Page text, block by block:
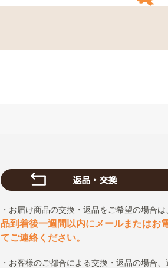
・お届け商品の交換・返品をご希望の場合は
品到着後一週間以内にメールまたはお
てご連絡ください。
・お客様のご都合による交換・返品の場合、